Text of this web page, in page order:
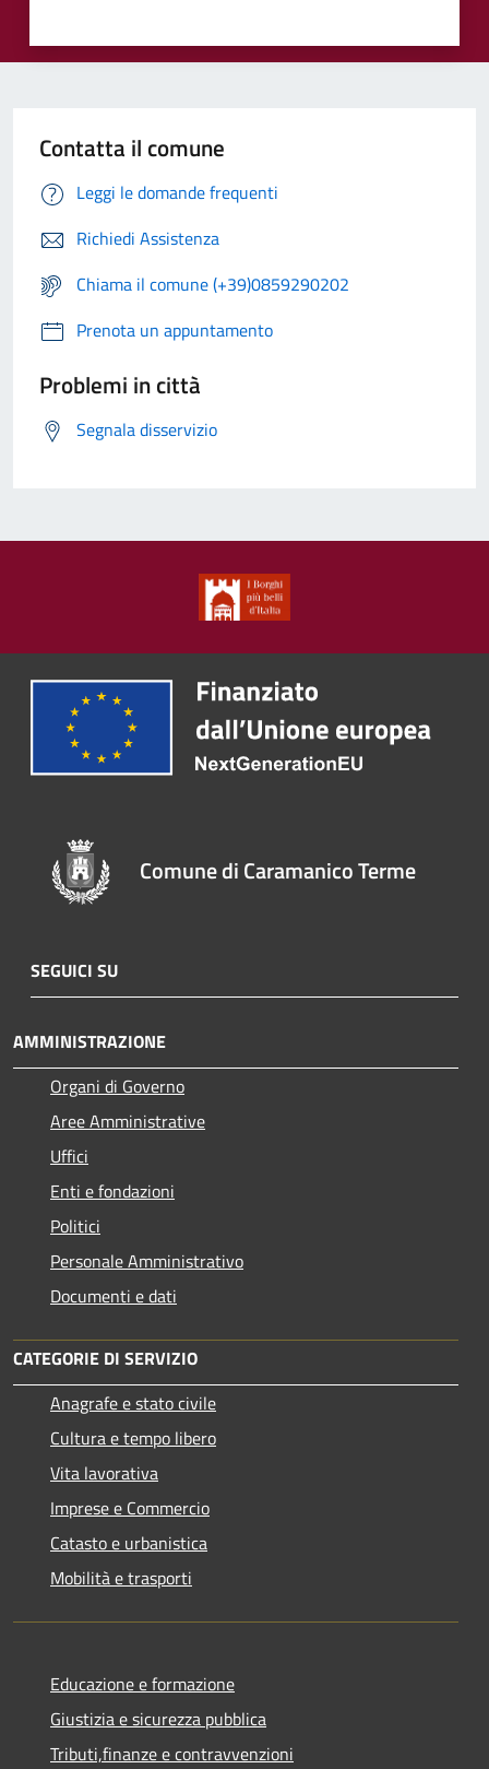
Contatta il comune
Leggi le domande frequenti
Richiedi Assistenza
Chiama il comune (+39)0859290202
Prenota un appuntamento
Problemi in città
Segnala disservizio
Comune di Caramanico Terme
SEGUICI SU
AMMINISTRAZIONE
Organi di Governo
Aree Amministrative
Uffici
Enti e fondazioni
Politici
Personale Amministrativo
Documenti e dati
CATEGORIE DI SERVIZIO
Anagrafe e stato civile
Cultura e tempo libero
Vita lavorativa
Imprese e Commercio
Catasto e urbanistica
Mobilità e trasporti
Educazione e formazione
Giustizia e sicurezza pubblica
Tributi,finanze e contravvenzioni